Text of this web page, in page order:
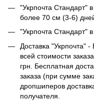
"Укрпочта Стандарт"
более 70 см (3-6)
"Укрпочта Стандарт"
Доставка "Укрпочта"
всей стоимости
грн. Бесплатная
заказа (при сумме
дропшиперов
получателя.